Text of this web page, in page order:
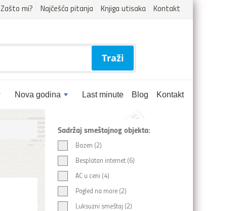
Zašto mi? Najčešća pitanja Knjiga utisaka Kontakt
Nova godina Last minute Blog Kontakt
Traži
Sadržaj smeštajnog objekta:
Bazen (2)
Besplatan internet (6)
AC u ceni (4)
Pogled na more (2)
Luksuzni smeštaj (2)